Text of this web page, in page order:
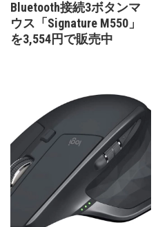
Bluetooth接続3ボタンマ
ウス「Signature M550」
を3,554円で販売中